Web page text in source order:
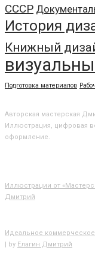
СССР
История
Книжный
Подготовка материалов
Авторская мастерская
Иллюстрация, цифровая
оформление.
Иллюстрации от
Дмитрий
Идеальное
| by Елагин Дмитрий